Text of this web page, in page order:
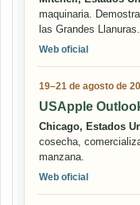
maquinaria.
las Grandes Llanuras.
Web oficial
19–21 de agosto de
USApple
Chicago, Estados
cosecha,
manzana.
Web oficial